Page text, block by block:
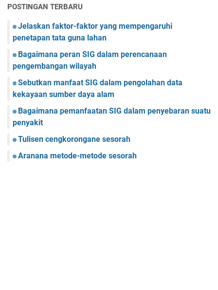
POSTINGAN TERBARU
Jelaskan faktor-faktor yang mempengaruhi
penetapan tata guna lahan
Bagaimana peran SIG dalam perencanaan
pengembangan wilayah
Sebutkan manfaat SIG dalam pengolahan data
kekayaan sumber daya alam
Bagaimana pemanfaatan SIG dalam penyebaran suatu
penyakit
Tulisen cengkorongane sesorah
Aranana metode-metode sesorah